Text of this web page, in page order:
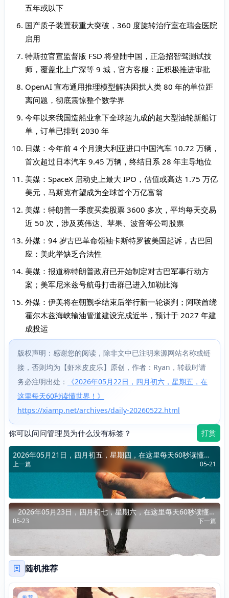
五年或以下
国产质子装置获重大突破，360 度旋转治疗室在瑞金医院
启用
特斯拉官宣监督版 FSD 将登陆中国，正急招智驾测试技
师，覆盖北上广深等 9 城，官方客服：正积极推进审批
OpenAI 宣布通用推理模型解决困扰人类 80 年的单位距
离问题，彻底震惊整个数学界
今年以来我国造船业拿下全球超九成的超大型油轮新船订
单，订单已排到 2030 年
日媒：今年前 4 个月澳大利亚进口中国汽车 10.72 万辆，
首次超过日本汽车 9.45 万辆，终结日系 28 年主导地位
美媒：SpaceX 启动史上最大 IPO，估值或高达 1.75 万亿
美元，马斯克有望成为全球首个万亿富翁
美媒：特朗普一季度买卖股票 3600 多次，平均每天交易
近 50 次，涉及英伟达、苹果、波音等公司股票
外媒：94 岁古巴革命领袖卡斯特罗被美国起诉，古巴回
应：美此举缺乏合法性
美媒：报道称特朗普政府已开始制定对古巴军事行动方
案；美军尼米兹号航母打击群已进入加勒比海
外媒：伊美将在朝觐季结束后举行新一轮谈判；阿联酋绕
霍尔木兹海峡输油管道建设完成近半，预计于 2027 年建
成投运
版权声明：感谢您的阅读，除非文中已注明来源网站名称或链
接，否则均为【虾米皮皮乐】原创，作者：Ryan，转载时请
务必注明出处：
《2026年05月22日，四月初六，星期五，在
这里每天60秒读懂世界！》
https://xiamp.net/archives/daily-20260522.html
你可以问问管理员为什么没有标签？ 打赏
2026年05月21日，四月初五，星期四，在这里每天60秒读懂世
界！
上一篇 05-21
2026年05月23日，四月初七，星期六，在这里每天60秒读懂世
界！
05-23 下一篇
随机推荐